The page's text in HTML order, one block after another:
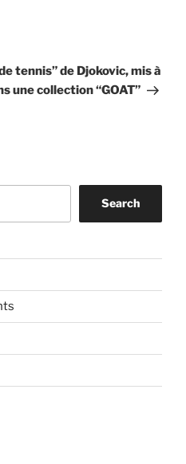
tennis” de Djokovic, mis à
une collection “GOAT”
Search